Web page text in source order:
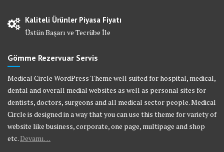
Kaliteli Ürünler Piyasa Fiyatı
Üstün Başarı ve Tecrübe İle
Gömme Rezervuar Servis
Medical Circle WordPress Theme well suited for hospital, medical,
dental and overall medial websites as well as personal sites for
dentists, doctors, surgeons and all medical sector people. Medical
Circle is designed in a way that you can use this theme for variety of
website like business, corporate, one page, multipage and shop
etc. Devamı…